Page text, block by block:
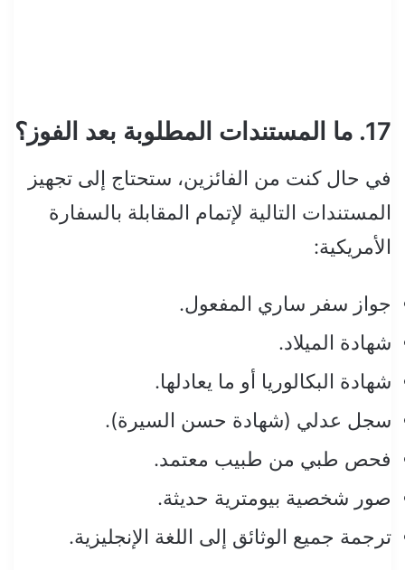
17. ما المستندات المطلوبة بعد الفوز؟
في حال كنت من الفائزين، ستحتاج إلى تجهيز
المستندات التالية لإتمام المقابلة بالسفارة
الأمريكية:
جواز سفر ساري المفعول.
شهادة الميلاد.
شهادة البكالوريا أو ما يعادلها.
سجل عدلي (شهادة حسن السيرة).
فحص طبي من طبيب معتمد.
صور شخصية بيومترية حديثة.
ترجمة جميع الوثائق إلى اللغة الإنجليزية.